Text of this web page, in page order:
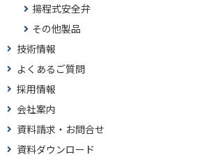
揚程式安全弁
その他製品
技術情報
よくあるご質問
採用情報
会社案内
資料請求・お問合せ
資料ダウンロード